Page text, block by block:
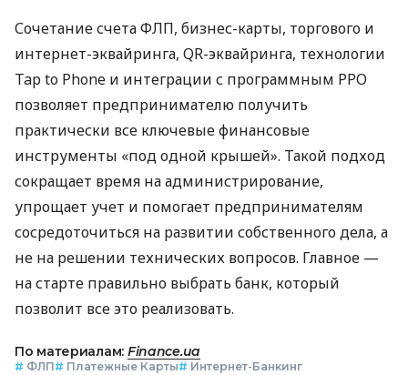
Сочетание счета ФЛП, бизнес-карты, торгового и
интернет-эквайринга, QR-эквайринга, технологии
Tap to Phone и интеграции с программным РРО
позволяет предпринимателю получить
практически все ключевые финансовые
инструменты «под одной крышей». Такой подход
сокращает время на администрирование,
упрощает учет и помогает предпринимателям
сосредоточиться на развитии собственного дела, а
не на решении технических вопросов. Главное —
на старте правильно выбрать банк, который
позволит все это реализовать.
По материалам: Finance.ua
# ФЛП# Платежные Карты# Интернет-Банкинг